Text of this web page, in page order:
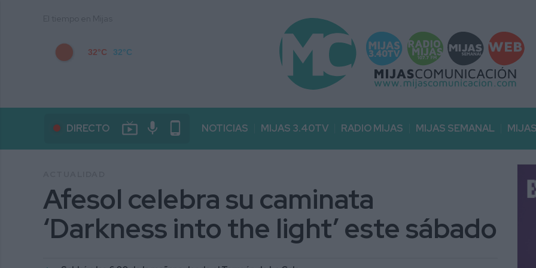
32°C 32°C
DIRECTO live_tv mic phone_android NOTICIAS MIJAS 3.40TV RADIO MIJAS MIJAS SEMANAL
Afesol celebra su caminata
‘Darkness into the light’ este sábado